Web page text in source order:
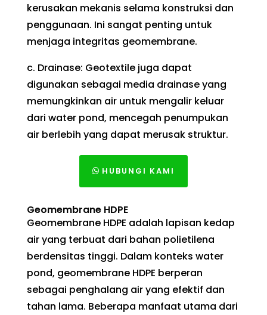
kerusakan mekanis selama konstruksi dan
penggunaan. Ini sangat penting untuk
menjaga integritas geomembrane.
c. Drainase: Geotextile juga dapat
digunakan sebagai media drainase yang
memungkinkan air untuk mengalir keluar
dari water pond, mencegah penumpukan
air berlebih yang dapat merusak struktur.
HUBUNGI KAMI
Geomembrane HDPE
Geomembrane HDPE adalah lapisan kedap
air yang terbuat dari bahan polietilena
berdensitas tinggi. Dalam konteks water
pond, geomembrane HDPE berperan
sebagai penghalang air yang efektif dan
tahan lama. Beberapa manfaat utama dari